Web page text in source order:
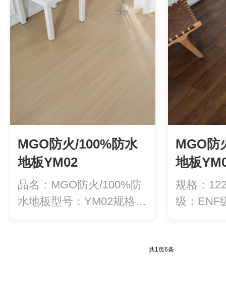
MGO防火/100%防水
地板YM02
品名：MGO防火/100%防
水地板型号：YM02规格：
MGO防
地板
规格：
级：ENF
共1 页6条